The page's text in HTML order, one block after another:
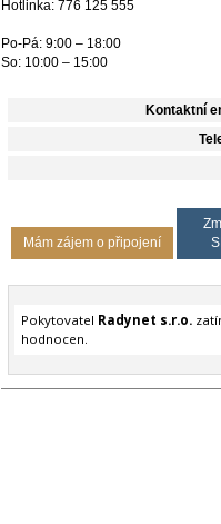
Hotlinka: 776 125 555
Po-Pá: 9:00 – 18:00
So: 10:00 – 15:00
Kontaktní
Mám zájem o připojení
Pokytovatel Radynet s.r.o.
hodnocen.